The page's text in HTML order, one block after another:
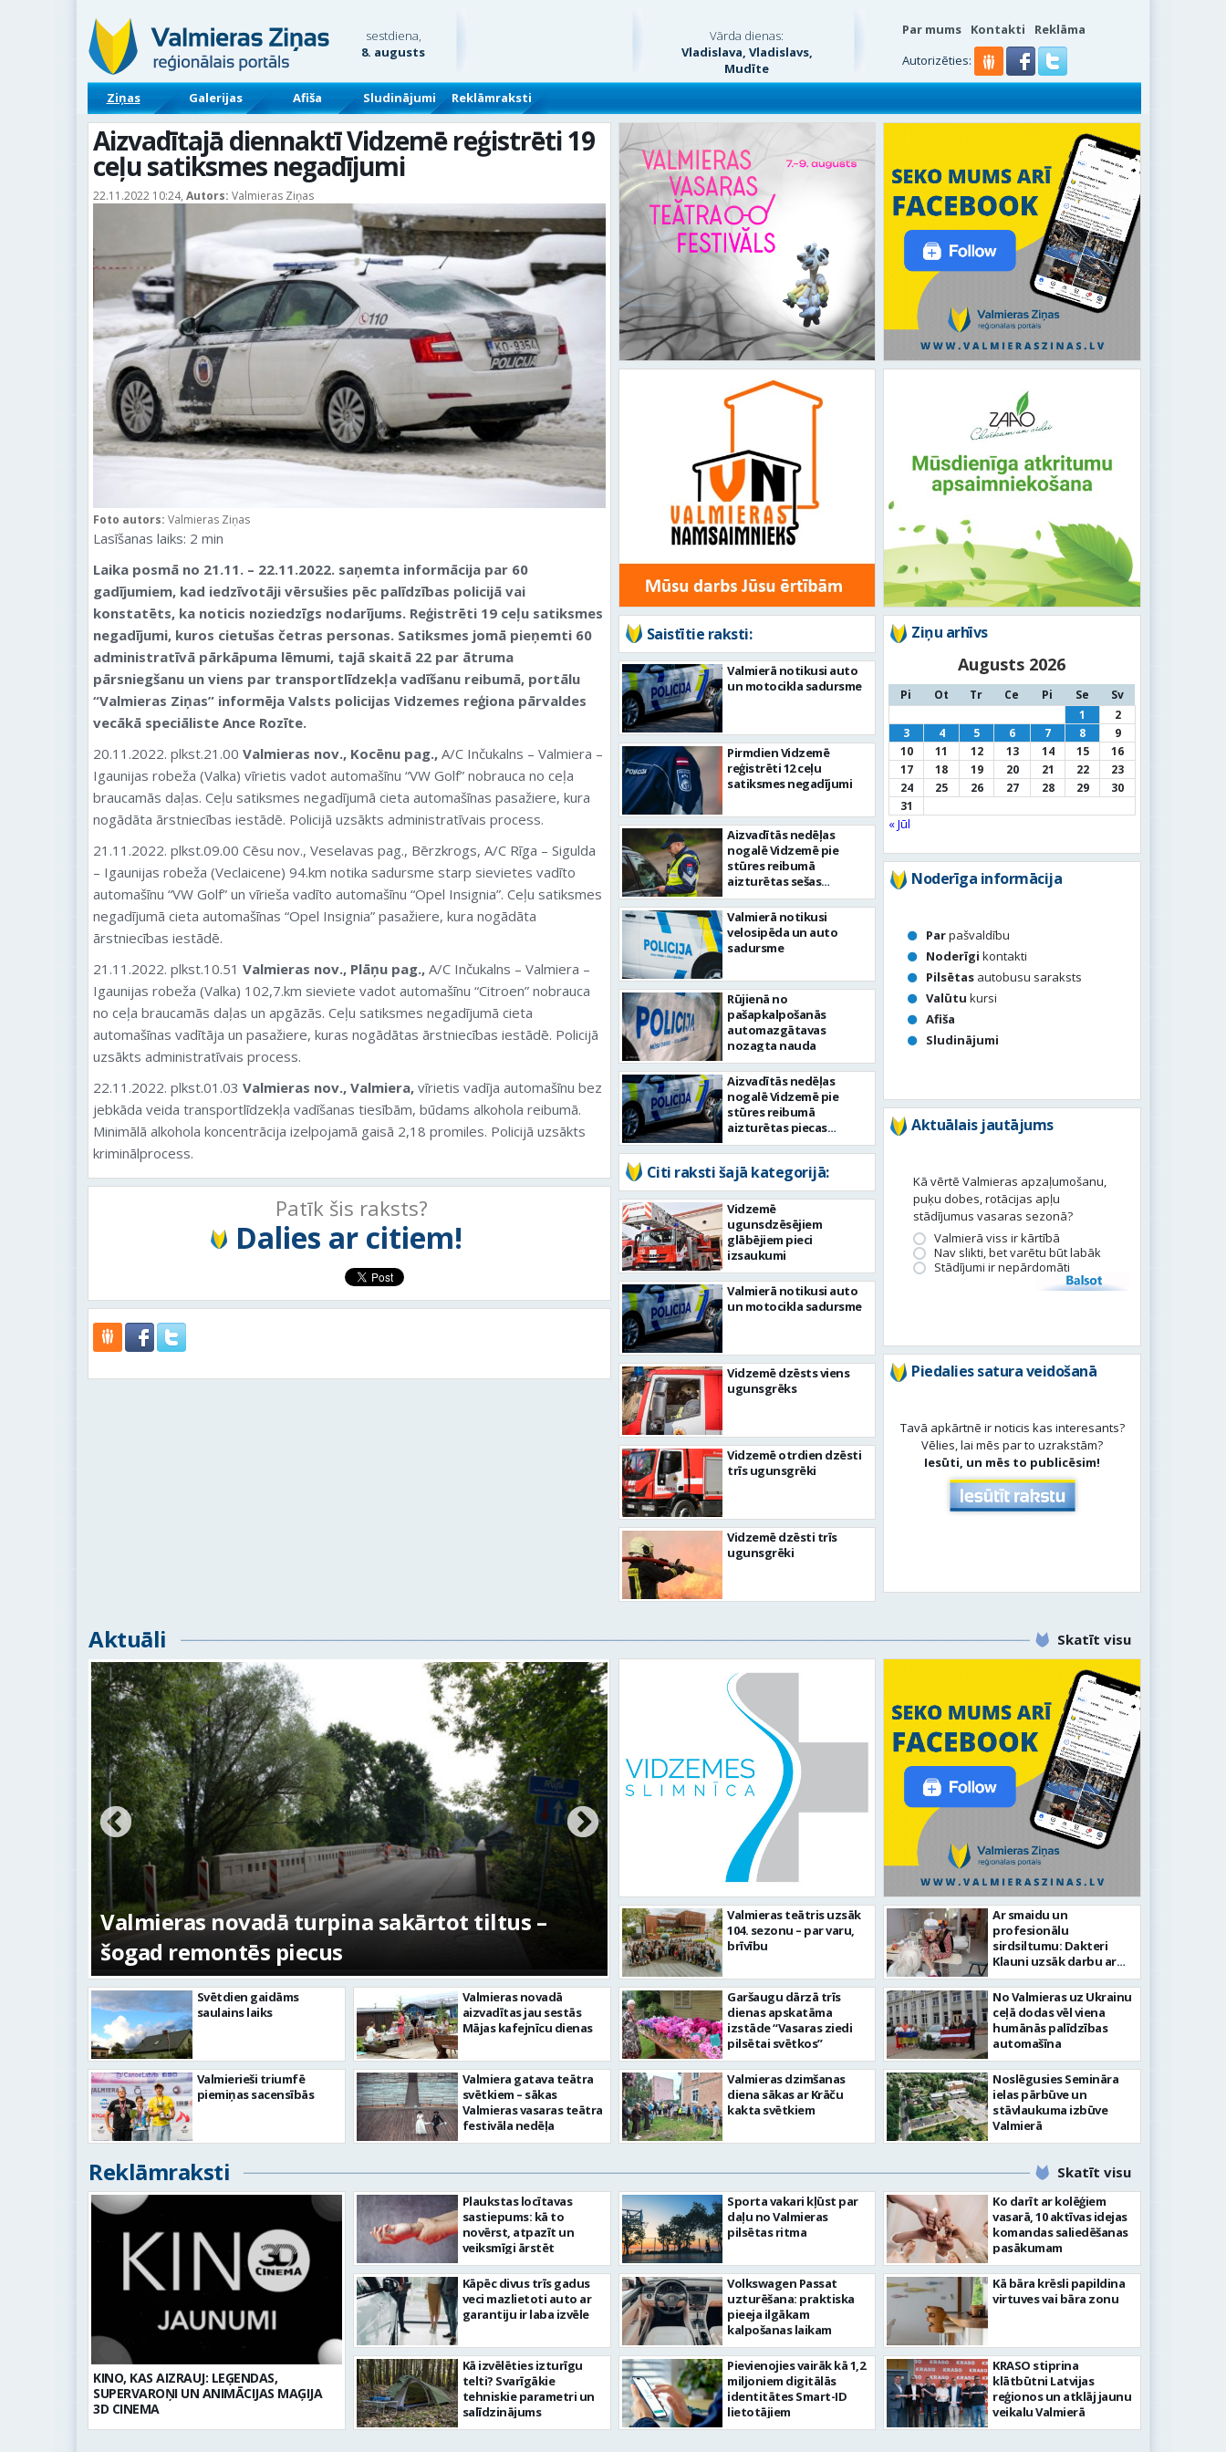
sestdiena,
8. augusts
Vārda dienas:
Vladislava, Vladislavs,
Mudīte
Par mums Kontakti
Reklāma
Autorizēties:
Ziņas Galerijas Afiša Sludinājumi Reklāmraksti
Aizvadītajā diennaktī Vidzemē reģistrēti 19
ceļu satiksmes negadījumi
22.11.2022 10:24, Autors: Valmieras Ziņas
Foto autors: Valmieras Ziņas
Lasīšanas laiks: 2 min
Laika posmā no 21.11. ­– 22.11.2022. saņemta informācija par 60
gadījumiem, kad iedzīvotāji vērsušies pēc palīdzības policijā vai
konstatēts, ka noticis noziedzīgs nodarījums. Reģistrēti 19 ceļu satiksmes
negadījumi, kuros cietušas četras personas. Satiksmes jomā pieņemti 60
administratīvā pārkāpuma lēmumi, tajā skaitā 22 par ātruma
pārsniegšanu un viens par transportlīdzekļa vadīšanu reibumā, portālu
“Valmieras Ziņas” informēja Valsts policijas Vidzemes reģiona pārvaldes
vecākā speciāliste Ance Rozīte.
20.11.2022. plkst.21.00 Valmieras nov., Kocēnu pag., A/C Inčukalns – Valmiera –
Igaunijas robeža (Valka) vīrietis vadot automašīnu “VW Golf” nobrauca no ceļa
braucamās daļas. Ceļu satiksmes negadījumā cieta automašīnas pasažiere, kura
nogādāta ārstniecības iestādē. Policijā uzsākts administratīvais process.
21.11.2022. plkst.09.00 Cēsu nov., Veselavas pag., Bērzkrogs, A/C Rīga – Sigulda
– Igaunijas robeža (Veclaicene) 94.km notika sadursme starp sievietes vadīto
automašīnu “VW Golf” un vīrieša vadīto automašīnu “Opel Insignia”. Ceļu satiksmes
negadījumā cieta automašīnas “Opel Insignia” pasažiere, kura nogādāta
ārstniecības iestādē.
21.11.2022. plkst.10.51 Valmieras nov., Plāņu pag., A/C Inčukalns – Valmiera –
Igaunijas robeža (Valka) 102,7.km sieviete vadot automašīnu “Citroen” nobrauca
no ceļa braucamās daļas un apgāzās. Ceļu satiksmes negadījumā cieta
automašīnas vadītāja un pasažiere, kuras nogādātas ārstniecības iestādē. Policijā
uzsākts administratīvais process.
22.11.2022. plkst.01.03 Valmieras nov., Valmiera, vīrietis vadīja automašīnu bez
jebkāda veida transportlīdzekļa vadīšanas tiesībām, būdams alkohola reibumā.
Minimālā alkohola koncentrācija izelpojamā gaisā 2,18 promiles. Policijā uzsākts
kriminālprocess.
Patīk šis raksts?
Dalies ar citiem!
Saistītie raksti:
Valmierā notikusi auto
un motocikla sadursme
Pirmdien Vidzemē
reģistrēti 12 ceļu
satiksmes negadījumi
Aizvadītās nedēļas
nogalē Vidzemē pie
stūres reibumā
aizturētas sešas
personas
Valmierā notikusi
velosipēda un auto
sadursme
Rūjienā no
pašapkalpošanās
automazgātavas
nozagta nauda
Aizvadītās nedēļas
nogalē Vidzemē pie
stūres reibumā
aizturētas piecas
personas
Citi raksti šajā kategorijā:
Vidzemē
ugunsdzēsējiem
glābējiem pieci
izsaukumi
Valmierā notikusi auto
un motocikla sadursme
Vidzemē dzēsts viens
ugunsgrēks
Vidzemē otrdien dzēsti
trīs ugunsgrēki
Vidzemē dzēsti trīs
ugunsgrēki
Ziņu arhīvs
Augusts 2026
Pi Ot Tr Ce Pi Se
Sv
1
2
3
4 5 6 7 8
9
10
11 12 13 14 15
16
17
18 19 20 21 22
23
24
25 26 27 28 29
30
31
« Jūl
Noderīga informācija
Parpašvaldību
Noderīgi kontakti
Pilsētas autobusu saraksts
Valūtu kursi
Afiša
Sludinājumi
Aktuālais jautājums
Kā vērtē Valmieras apzaļumošanu,
puķu dobes, rotācijas apļu
stādījumus vasaras sezonā?
Valmierā viss ir kārtībā
Nav slikti, bet varētu būt labāk
Stādījumi ir nepārdomāti
Balsot
Piedalies satura veidošanā
Tavā apkārtnē ir noticis kas interesants?
Vēlies, lai mēs par to uzrakstām?
Iesūti, un mēs to publicēsim!
Aktuāli Skatīt visu
Valmieras novadā turpina sakārtot tiltus –
šogad remontēs piecus
No pagaidu teātra līdz laikmetīgās kultūras
centram – kā attīstīsies “Kurtuve”
Svētdien gaidāms
saulains laiks
Valmierieši triumfē
piemiņas sacensībās
Valmieras novadā
aizvadītas jau sestās
Mājas kafejnīcu dienas
Valmiera gatava teātra
svētkiem – sākas
Valmieras vasaras teātra
festivāla nedēļa
Valmieras teātris uzsāk
104. sezonu – par varu,
brīvību
Garšaugu dārzā trīs
dienas apskatāma
izstāde “Vasaras ziedi
pilsētai svētkos”
Valmieras dzimšanas
diena sākas ar Krāču
kakta svētkiem
Ar smaidu un
profesionālu
sirdsiltumu: Dakteri
Klauni uzsāk darbu ar
senioriem Vidzemes
slimnīcā
No Valmieras uz Ukrainu
ceļā dodas vēl viena
humānās palīdzības
automašīna
Noslēgusies Semināra
ielas pārbūve un
stāvlaukuma izbūve
Valmierā
Reklāmraksti Skatīt visu
KINO, KAS AIZRAUJ: LEĢENDAS,
SUPERVAROŅI UN ANIMĀCIJAS MAĢIJA
3D CINEMA
Plaukstas locītavas
sastiepums: kā to
novērst, atpazīt un
veiksmīgi ārstēt
Kāpēc divus trīs gadus
veci mazlietoti auto ar
garantiju ir laba izvēle
Kā izvēlēties izturīgu
telti? Svarīgākie
tehniskie parametri un
salīdzinājums
Sporta vakari kļūst par
daļu no Valmieras
pilsētas ritma
Volkswagen Passat
uzturēšana: praktiska
pieeja ilgākam
kalpošanas laikam
Pievienojies vairāk kā 1,2
miljoniem digitālās
identitātes Smart-ID
lietotājiem
Ko darīt ar kolēģiem
vasarā, 10 aktīvas idejas
komandas saliedēšanas
pasākumam
Kā bāra krēsli papildina
virtuves vai bāra zonu
KRASO stiprina
klātbūtni Latvijas
reģionos un atklāj jaunu
veikalu Valmierā